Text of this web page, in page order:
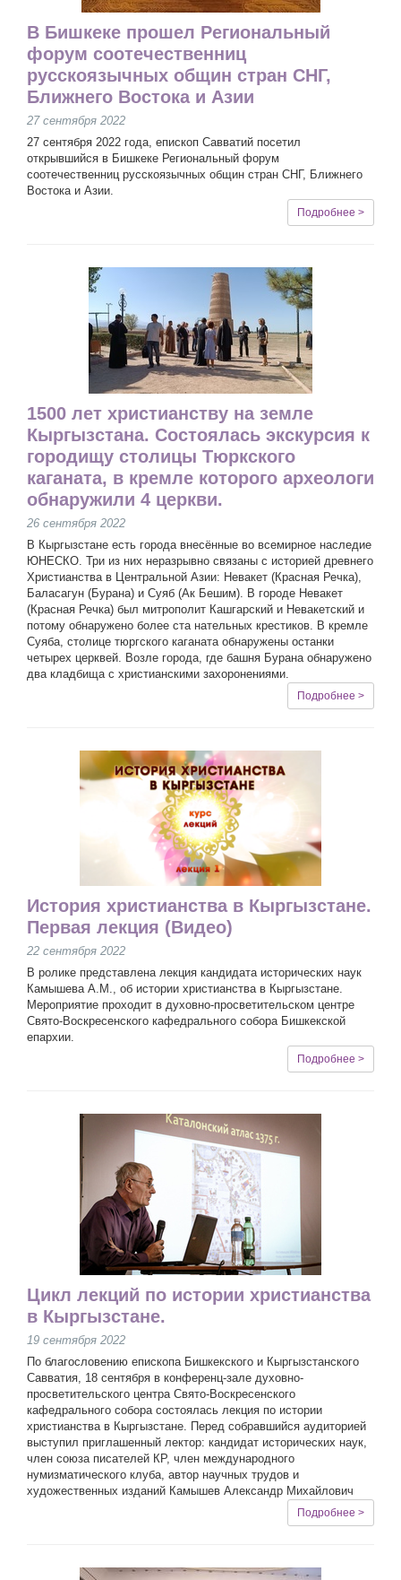
В Бишкеке прошел Региональный
форум соотечественниц
русскоязычных общин стран СНГ,
Ближнего Востока и Азии
27 сентября 2022
27 сентября 2022 года, епископ Савватий посетил
открывшийся в Бишкеке Региональный форум
соотечественниц русскоязычных общин стран СНГ, Ближнего
Востока и Азии.
Подробнее >
1500 лет христианству на земле
Кыргызстана. Состоялась экскурсия к
городищу столицы Тюркского
каганата, в кремле которого археологи
обнаружили 4 церкви.
26 сентября 2022
В Кыргызстане есть города внесённые во всемирное наследие
ЮНЕСКО. Три из них неразрывно связаны с историей древнего
Христианства в Центральной Азии: Невакет (Красная Речка),
Баласагун (Бурана) и Суяб (Ак Бешим). В городе Невакет
(Красная Речка) был митрополит Кашгарский и Невакетский и
потому обнаружено более ста нательных крестиков. В кремле
Суяба, столице тюргского каганата обнаружены останки
четырех церквей. Возле города, где башня Бурана обнаружено
два кладбища с христианскими захоронениями.
Подробнее >
История христианства в Кыргызстане.
Первая лекция (Видео)
22 сентября 2022
В ролике представлена лекция кандидата исторических наук
Камышева А.М., об истории христианства в Кыргызстане.
Мероприятие проходит в духовно-просветительском центре
Свято-Воскресенского кафедрального собора Бишкекской
епархии.
Подробнее >
Цикл лекций по истории христианства
в Кыргызстане.
19 сентября 2022
По благословению епископа Бишкекского и Кыргызстанского
Савватия, 18 сентября в конференц-зале духовно-
просветительского центра Свято-Воскресенского
кафедрального собора состоялась лекция по истории
христианства в Кыргызстане. Перед собравшийся аудиторией
выступил приглашенный лектор: кандидат исторических наук,
член союза писателей КР, член международного
нумизматического клуба, автор научных трудов и
художественных изданий Камышев Александр Михайлович
Подробнее >